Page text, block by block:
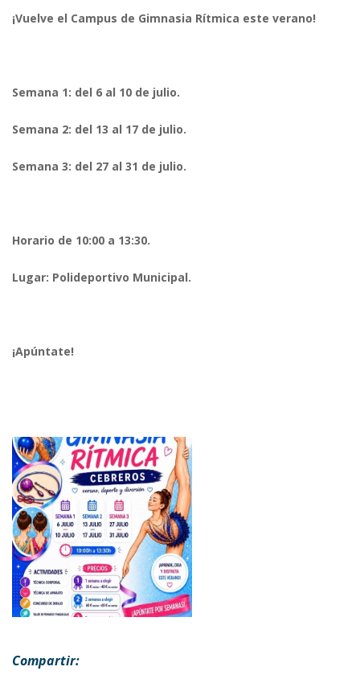
¡Vuelve el Campus de Gimnasia Rítmica este verano!
Semana 1: del 6 al 10 de julio.
Semana 2: del 13 al 17 de julio.
Semana 3: del 27 al 31 de julio.
Horario de 10:00 a 13:30.
Lugar: Polideportivo Municipal.
¡Apúntate!
Compartir: